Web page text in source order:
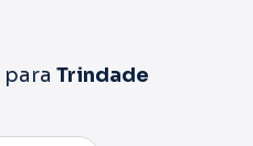
para Trindade